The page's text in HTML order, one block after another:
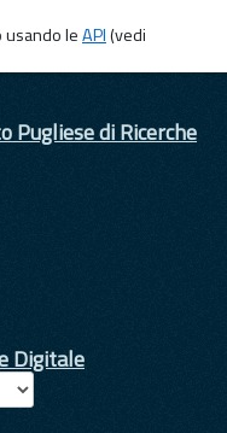
leAPI(vedi
di Ricerche
Digitale